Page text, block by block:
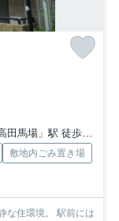
馬場」駅 徒歩11分
敷地内ごみ置き場
な住環境。 駅前には